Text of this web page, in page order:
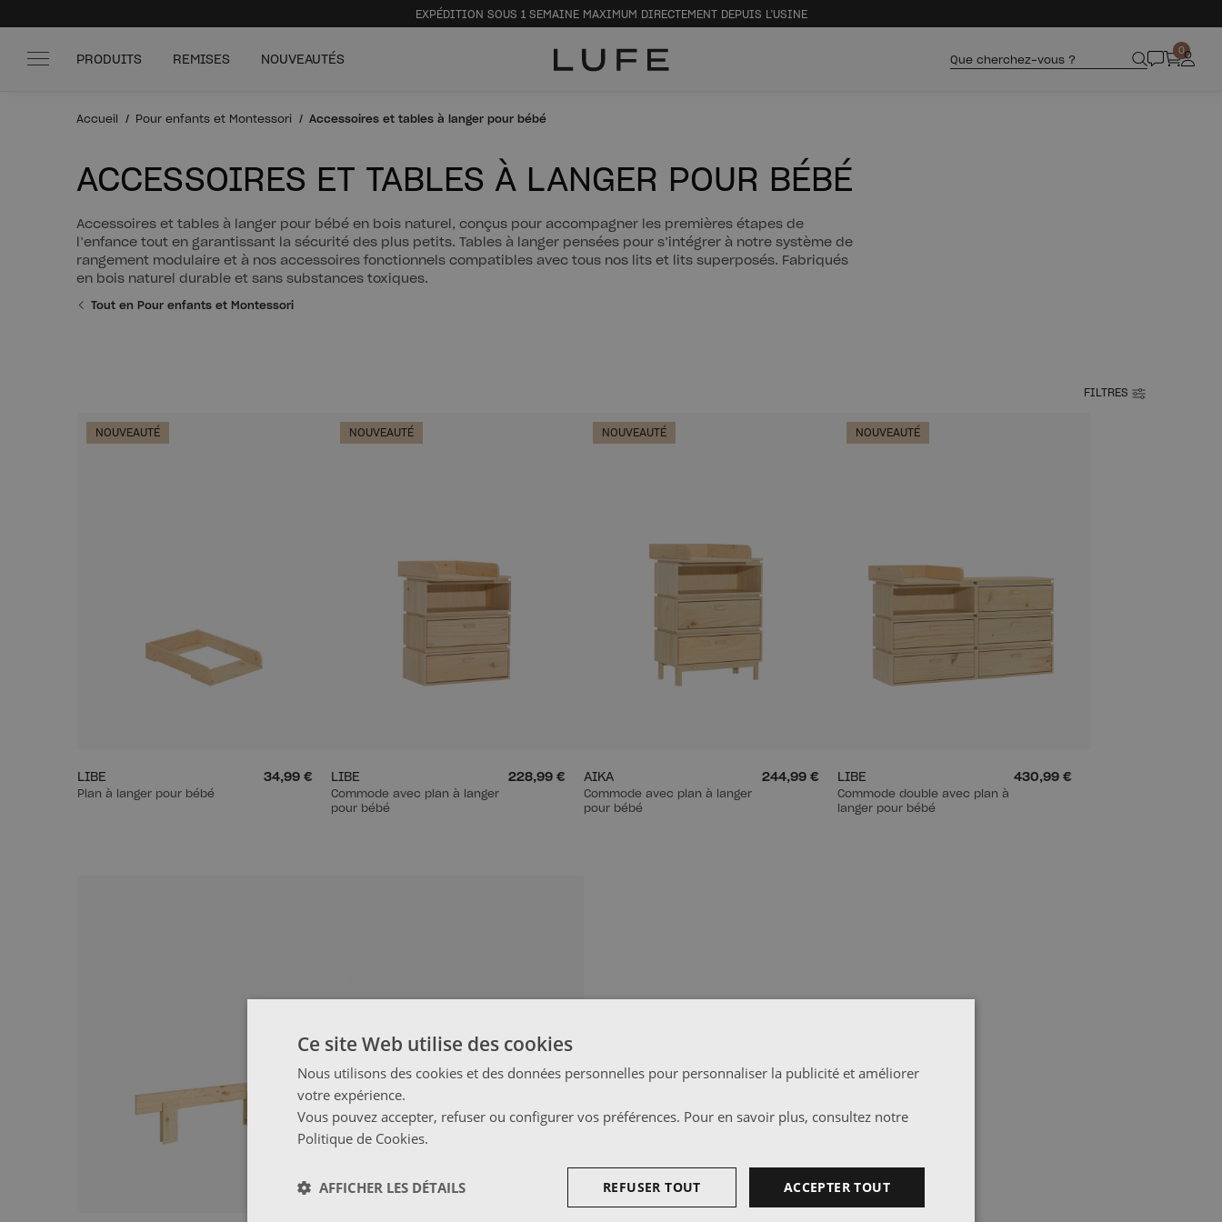
EXPÉDITION SOUS 1 SEMAINE MAXIMUM DIRECTEMENT DEPUIS L’USINE
PRODUITS REMISES NOUVEAUTÉS Que cherchez-vous ?
0
Accueil Pour enfants et Montessori Accessoires et tables à langer pour bébé
ACCESSOIRES ET TABLES À LANGER POUR BÉBÉ
Accessoires et tables à langer pour bébé en bois naturel, conçus pour accompagner les premières étapes de
l’enfance tout en garantissant la sécurité des plus petits. Tables à langer pensées pour s’intégrer à notre système de
rangement modulaire et à nos accessoires fonctionnels compatibles avec tous nos lits et lits superposés. Fabriqués
en bois naturel durable et sans substances toxiques.
Tout en Pour enfants et Montessori
FILTRES
NOUVEAUTÉ
LIBE
Plan à langer pour bébé
34,99 €
NOUVEAUTÉ
LIBE
Commode avec plan à langer
pour bébé
228,99 €
NOUVEAUTÉ
AIKA
Commode avec plan à langer
pour bébé
244,99 €
NOUVEAUTÉ
LIBE
Commode double avec plan à
langer pour bébé
430,99 €
Ce site Web utilise des cookies
Nous utilisons des cookies et des données personnelles pour personnaliser la publicité et améliorer
votre expérience.
Vous pouvez accepter, refuser ou configurer vos préférences. Pour en savoir plus, consultez notre
Politique de Cookies.
ACCEPTER TOUT
REFUSER TOUT
AFFICHER LES DÉTAILS